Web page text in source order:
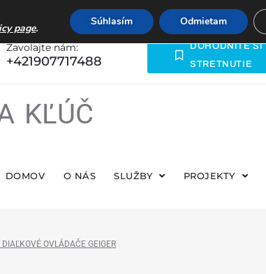
Zavolajte nám:
+421907717488
DOHODNITE SI
STRETNUTIE
KĽÚČ
DOMOV O NÁS SLUŽBY PROJEKTY
OVLÁDAČE GEIGER
page. Súhlasím Odmietam